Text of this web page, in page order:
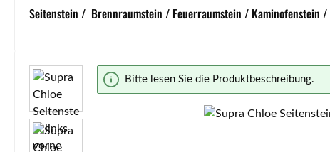
Seitenstein / Brennraumstein / Feuerraumstein / Kaminofenstein
Bildergalerie überspringen
Bitte lesen Sie die Produktbeschreibung.